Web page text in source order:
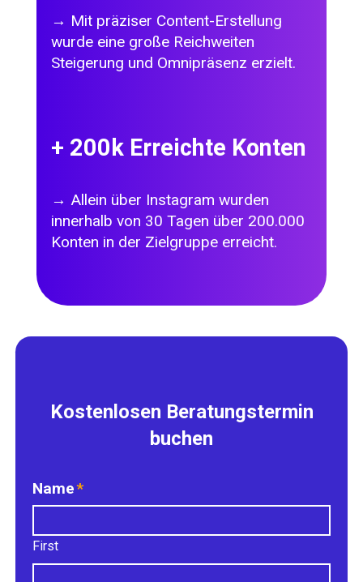
→ Mit präziser Content-Erstellung
wurde eine große Reichweiten
Steigerung und Omnipräsenz erzielt.
+ 200k Erreichte Konten
→ Allein über Instagram wurden
innerhalb von 30 Tagen über 200.000
Konten in der Zielgruppe erreicht.
Kostenlosen Beratungstermin
buchen
Name*
First